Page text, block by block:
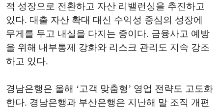
적 성장으로 전환하고 자산 리밸런싱을 추진하고
있다. 대출 자산 확대 대신 수익성 중심의 성장에
무게를 두고 내실을 다지는 중이다. 금융사고 예방
을 위해 내부통제 강화와 리스크 관리도 지속 강조
하고 있다.
경남은행은 올해 ‘고객 맞춤형’ 영업 전략도 고도화
한다. 경남은행과 부산은행은 지난해 말 조직 개편